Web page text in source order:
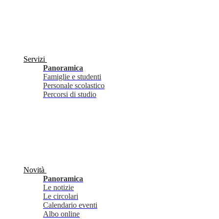
Servizi
Panoramica
Famiglie e studenti
Personale scolastico
Percorsi di studio
Novità
Panoramica
Le notizie
Le circolari
Calendario eventi
Albo online